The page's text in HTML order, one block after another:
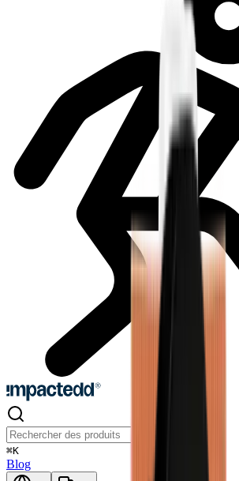
⌘K
Blog